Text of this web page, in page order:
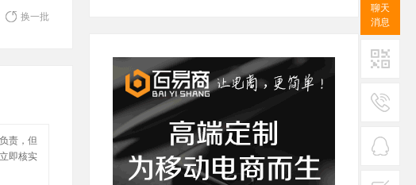
换一批
责，但
即核实
聊天
消息
二维码
热线